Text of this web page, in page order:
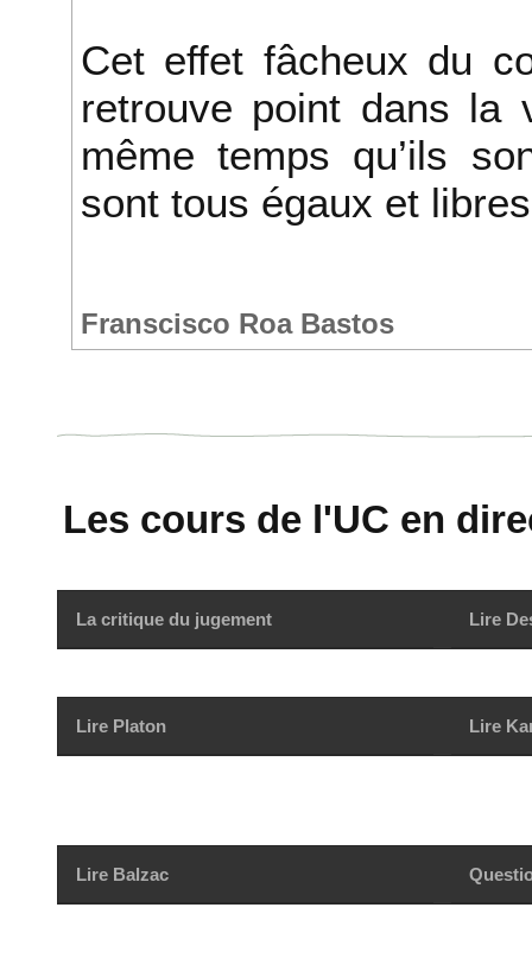
Cet effet fâcheux du
retrouve point dans la
même temps qu’ils
sont tous égaux et
Franscisco Roa Bastos
Les cours de l'UC en
La critique du jugement Lire
Lire Platon Lire
Lire Balzac